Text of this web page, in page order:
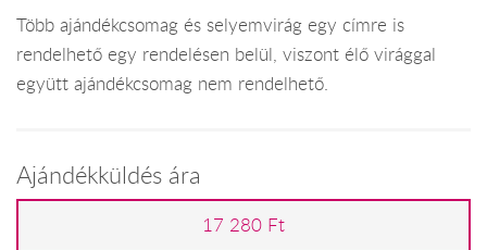
Több ajándékcsomag és selyemvirág egy címre is
rendelhető egy rendelésen belül, viszont élő virággal
együtt ajándékcsomag nem rendelhető.
Ajándékküldés ára
17 280 Ft